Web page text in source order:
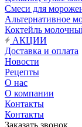
Смеси для
Альтернативное
Коктейль
АКЦИИ
Доставка и оплата
Новости
Рецепты
О нас
О компании
Контакты
Контакты
Заказать звонок